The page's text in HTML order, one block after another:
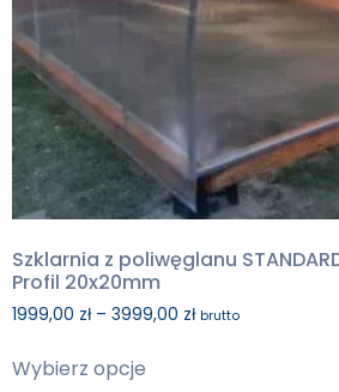
Szklarnia z poliwęglanu
Profil 20x20mm
1999,00 zł – 3999,00 zł brutto
Wybierz opcje